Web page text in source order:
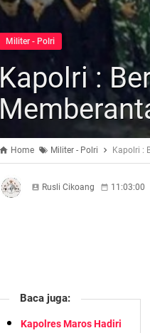
Militer - Polri
Kapolri :
Home Militer - Polri Kapolri :
Rusli Cikoang 11:03:00
Baca juga:
Kapolres Maros Hadiri